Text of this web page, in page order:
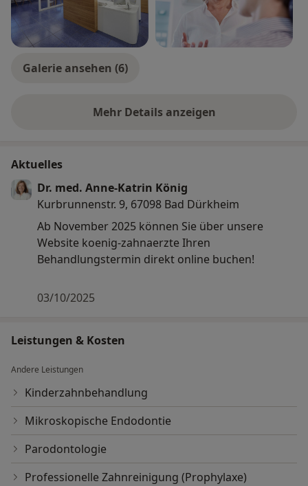
Galerie ansehen (6)
Mehr Details anzeigen
über Erfahrungen
Aktuelles
Dr. med. Anne-Katrin König
Kurbrunnenstr. 9, 67098 Bad Dürkheim
Ab November 2025 können Sie über unsere
Website koenig-zahnaerzte Ihren
Behandlungstermin direkt online buchen!
03/10/2025
Leistungen & Kosten
Andere Leistungen
Kinderzahnbehandlung
Mikroskopische Endodontie
Parodontologie
Professionelle Zahnreinigung (Prophylaxe)